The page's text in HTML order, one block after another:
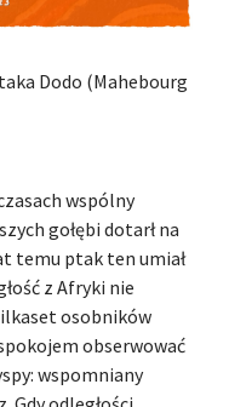
Dodo (Mahebourg
wspólny
gołębi dotarł na
temu ptak ten umiał
z Afryki nie
osobników
obserwować
wspomniany